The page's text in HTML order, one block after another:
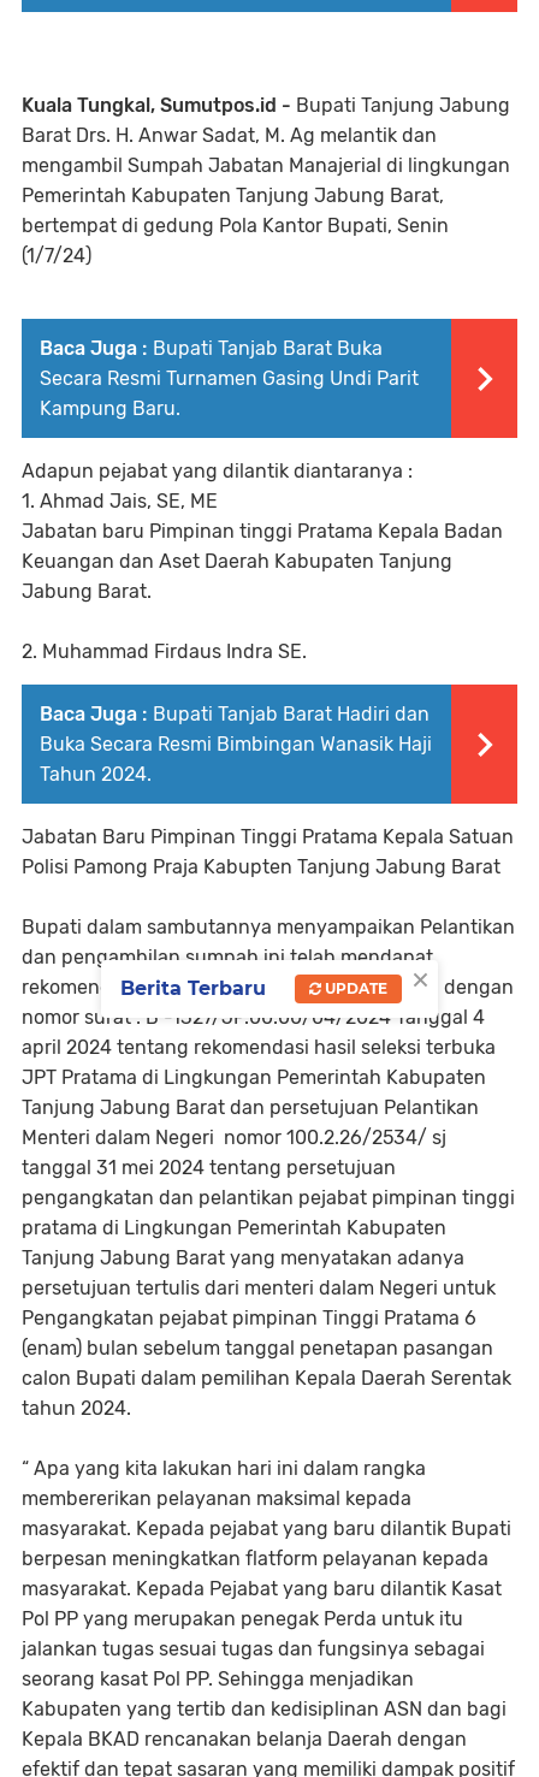
Kuala Tungkal, Sumutpos.id - Bupati Tanjung Jabung
Barat Drs. H. Anwar Sadat, M. Ag melantik dan
mengambil Sumpah Jabatan Manajerial di lingkungan
Pemerintah Kabupaten Tanjung Jabung Barat,
bertempat di gedung Pola Kantor Bupati, Senin
(1/7/24)
Baca Juga : Bupati Tanjab Barat Buka
Secara Resmi Turnamen Gasing Undi Parit
Kampung Baru.
Adapun pejabat yang dilantik diantaranya :
1. Ahmad Jais, SE, ME
Jabatan baru Pimpinan tinggi Pratama Kepala Badan
Keuangan dan Aset Daerah Kabupaten Tanjung
Jabung Barat.
2. Muhammad Firdaus Indra SE.
Baca Juga : Bupati Tanjab Barat Hadiri dan
Buka Secara Resmi Bimbingan Wanasik Haji
Tahun 2024.
Jabatan Baru Pimpinan Tinggi Pratama Kepala Satuan
Polisi Pamong Praja Kabupten Tanjung Jabung Barat
Bupati dalam sambutannya menyampaikan Pelantikan
dan pengambilan sumpah ini telah mendapat
rekomendasi dari Komisi Aparatur Sipil Negara dengan
nomor surat : B -1327/JP.00.00/04/2024 Tanggal 4
april 2024 tentang rekomendasi hasil seleksi terbuka
JPT Pratama di Lingkungan Pemerintah Kabupaten
Tanjung Jabung Barat dan persetujuan Pelantikan
Menteri dalam Negeri nomor 100.2.26/2534/ sj
tanggal 31 mei 2024 tentang persetujuan
pengangkatan dan pelantikan pejabat pimpinan tinggi
pratama di Lingkungan Pemerintah Kabupaten
Tanjung Jabung Barat yang menyatakan adanya
persetujuan tertulis dari menteri dalam Negeri untuk
Pengangkatan pejabat pimpinan Tinggi Pratama 6
(enam) bulan sebelum tanggal penetapan pasangan
calon Bupati dalam pemilihan Kepala Daerah Serentak
tahun 2024.
“ Apa yang kita lakukan hari ini dalam rangka
membererikan pelayanan maksimal kepada
masyarakat. Kepada pejabat yang baru dilantik Bupati
berpesan meningkatkan flatform pelayanan kepada
masyarakat. Kepada Pejabat yang baru dilantik Kasat
Pol PP yang merupakan penegak Perda untuk itu
jalankan tugas sesuai tugas dan fungsinya sebagai
seorang kasat Pol PP. Sehingga menjadikan
Kabupaten yang tertib dan kedisiplinan ASN dan bagi
Kepala BKAD rencanakan belanja Daerah dengan
efektif dan tepat sasaran yang memiliki dampak positif
×
Berita Terbaru UPDATE